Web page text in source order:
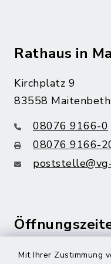
Mit Ihrer Zustimmung
Rathaus in
Kirchplatz 9
83558 Maitenbeth
08076 9166-0
08076 9166-
Montag bis Freitag: